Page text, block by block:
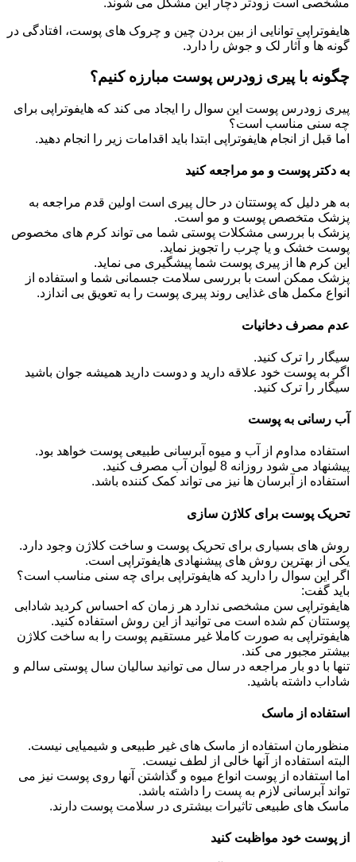
مشخصی است زودتر دچار این مشکل می شوند.
هایفوتراپی توانایی از بین بردن چین و چروک های پوست، افتادگی در
گونه ها و آثار لک و جوش را دارد.
چگونه با پیری زودرس پوست مبارزه کنیم؟
پیری زودرس پوست این سوال را ایجاد می کند که هایفوتراپی برای
چه سنی مناسب است؟
اما قبل از انجام هایفوتراپی ابتدا باید اقدامات زیر را انجام دهید.
به دکتر پوست و مو مراجعه کنید
به هر دلیل که پوستتان در حال پیری است اولین قدم مراجعه به
پزشک متخصص پوست و مو است.
پزشک با بررسی مشکلات پوستی شما می تواند کرم های مخصوص
پوست خشک و یا چرب را تجویز نماید.
این کرم ها از پیری پوست شما پیشگیری می نماید.
پزشک ممکن است با بررسی سلامت جسمانی شما و استفاده از
انواع مکمل های غذایی روند پیری پوست را به تعویق بی اندازد.
عدم مصرف دخانیات
سیگار را ترک کنید.
اگر به پوست خود علاقه دارید و دوست دارید همیشه جوان باشید
سیگار را ترک کنید.
آب رسانی به پوست
استفاده مداوم از آب و میوه آبرسانی طبیعی پوست خواهد بود.
پیشنهاد می شود روزانه 8 لیوان آب مصرف کنید.
استفاده از آبرسان ها نیز می تواند کمک کننده باشد.
تحریک پوست برای کلاژن سازی
روش های بسیاری برای تحریک پوست و ساخت کلاژن وجود دارد.
یکی از بهترین روش های پیشنهادی هایفوتراپی است.
اگر این سوال را دارید که هایفوتراپی برای چه سنی مناسب است؟
باید گفت:
هایفوتراپی سن مشخصی ندارد هر زمان که احساس کردید شادابی
پوستتان کم شده است می توانید از این روش استفاده کنید.
هایفوتراپی به صورت کاملا غیر مستقیم پوست را به ساخت کلاژن
بیشتر مجبور می کند.
تنها با دو بار مراجعه در سال می توانید سالیان سال پوستی سالم و
شاداب داشته باشید.
استفاده از ماسک
منظورمان استفاده از ماسک های غیر طبیعی و شیمیایی نیست.
البته استفاده از آنها خالی از لطف نیست.
اما استفاده از پوست انواع میوه و گذاشتن آنها روی پوست نیز می
تواند آبرسانی لازم به پست را داشته باشد.
ماسک های طبیعی تاثیرات بیشتری در سلامت پوست دارند.
از پوست خود مواظبت کنید